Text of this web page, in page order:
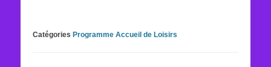
Catégories Programme Accueil de Loisirs